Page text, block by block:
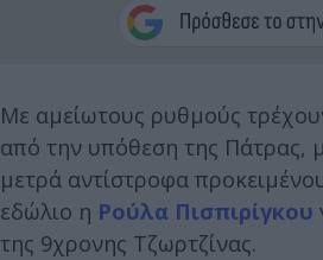
Με αμείωτους ρυθμούς
από την υπόθεση της Πάτρας,
μετρά αντίστροφα
εδώλιο η Ρούλα Πισπιρίγκου
της 9χρονης Τζωρτζίνας.